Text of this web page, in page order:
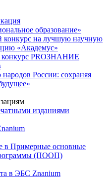
образование»
на лучшую научную
«Академус»
PROЗНАНИЕ
России: сохраняя
изданиями
в Примерные основные
(ПООП)
в ЭБС Znanium